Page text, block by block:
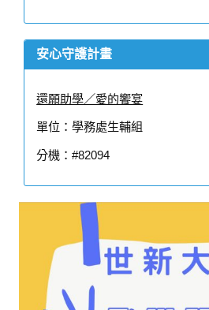
安心守護計畫
還願助學／愛的饗宴
單位：學務處生輔組
分機：#82094